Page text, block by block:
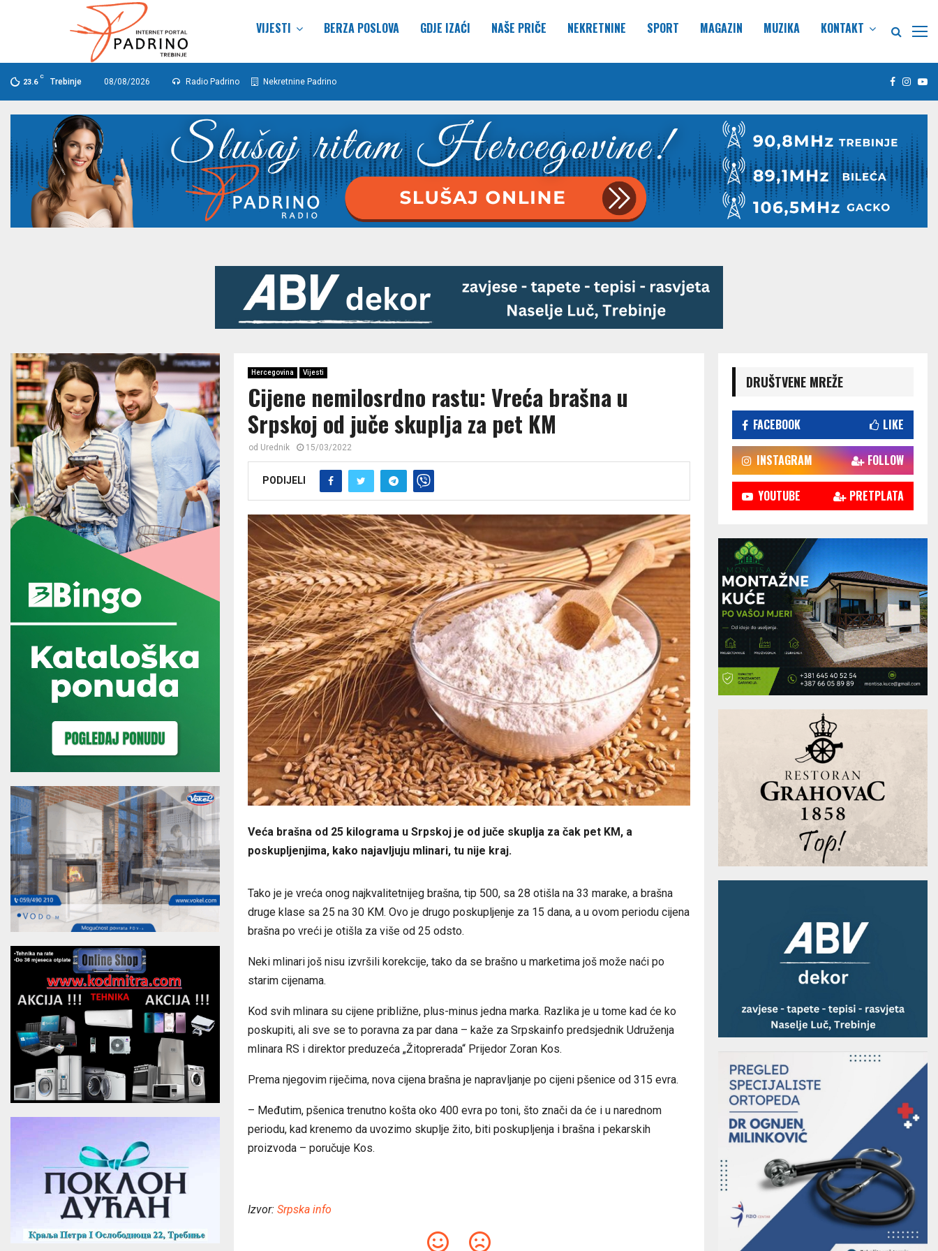
VIJESTI BERZA POSLOVA GDJE IZAĆI NAŠE PRIČE NEKRETNINE SPORT MAGAZIN MUZIKA KONTAKT
23.6
C
Trebinje 08/08/2026 Radio Padrino Nekretnine Padrino Facebook
Hercegovina Vijesti
Cijene nemilosrdno rastu: Vreća brašna u
Srpskoj od juče skuplja za pet KM
od Urednik 15/03/2022
PODIJELI
Veća brašna od 25 kilograma u Srpskoj je od juče skuplja za čak pet KM, a
poskupljenjima, kako najavljuju mlinari, tu nije kraj.
Tako je je vreća onog najkvalitetnijeg brašna, tip 500, sa 28 otišla na 33 marake, a brašna
druge klase sa 25 na 30 KM. Ovo je drugo poskupljenje za 15 dana, a u ovom periodu cijena
brašna po vreći je otišla za više od 25 odsto.
Neki mlinari još nisu izvršili korekcije, tako da se brašno u marketima još može naći po
starim cijenama.
Kod svih mlinara su cijene približne, plus-minus jedna marka. Razlika je u tome kad će ko
poskupiti, ali sve se to poravna za par dana – kaže za Srpskainfo predsjednik Udruženja
mlinara RS i direktor preduzeća „Žitoprerada“ Prijedor Zoran Kos.
Prema njegovim riječima, nova cijena brašna je napravljanje po cijeni pšenice od 315 evra.
– Međutim, pšenica trenutno košta oko 400 evra po toni, što znači da će i u narednom
periodu, kad krenemo da uvozimo skuplje žito, biti poskupljenja i brašna i pekarskih
proizvoda – poručuje Kos.
Izvor: Srpska info
DRUŠTVENE MREŽE
FACEBOOK LIKE
INSTAGRAM FOLLOW
YOUTUBE PRETPLATA